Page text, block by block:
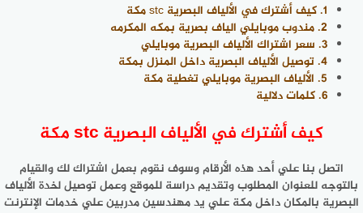
1. كيف أشترك في الألياف البصرية stc مكة
2. مندوب موبايلي الياف بصرية بمكه المكرمه
3. سعر اشتراك الألياف البصرية موبايلي
4. توصيل الألياف البصرية داخل المنزل بمكة
5. الألياف البصرية موبايلي تغطية مكة
6. كلمات دلالية
كيف أشترك في الألياف البصرية stc مكة
اتصل بنا علي أحد هذه الأرقام وسوف نقوم بعمل اشتراك لك والقيام
بالتوجه للعنوان المطلوب وتقديم دراسة للموقع وعمل توصيل لخدة الألياف
البصرية بالمكان داخل مكة علي يد مهندسين مدربين علي خدمات الإنترنت